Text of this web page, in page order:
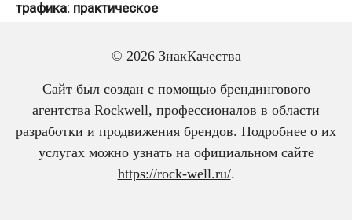
трафика: практическое
© 2026 ЗнакКачества
Сайт был создан с помощью брендингового
агентства Rockwell, профессионалов в области
разработки и продвижения брендов. Подробнее о их
услугах можно узнать на официальном сайте
https://rock-well.ru/.